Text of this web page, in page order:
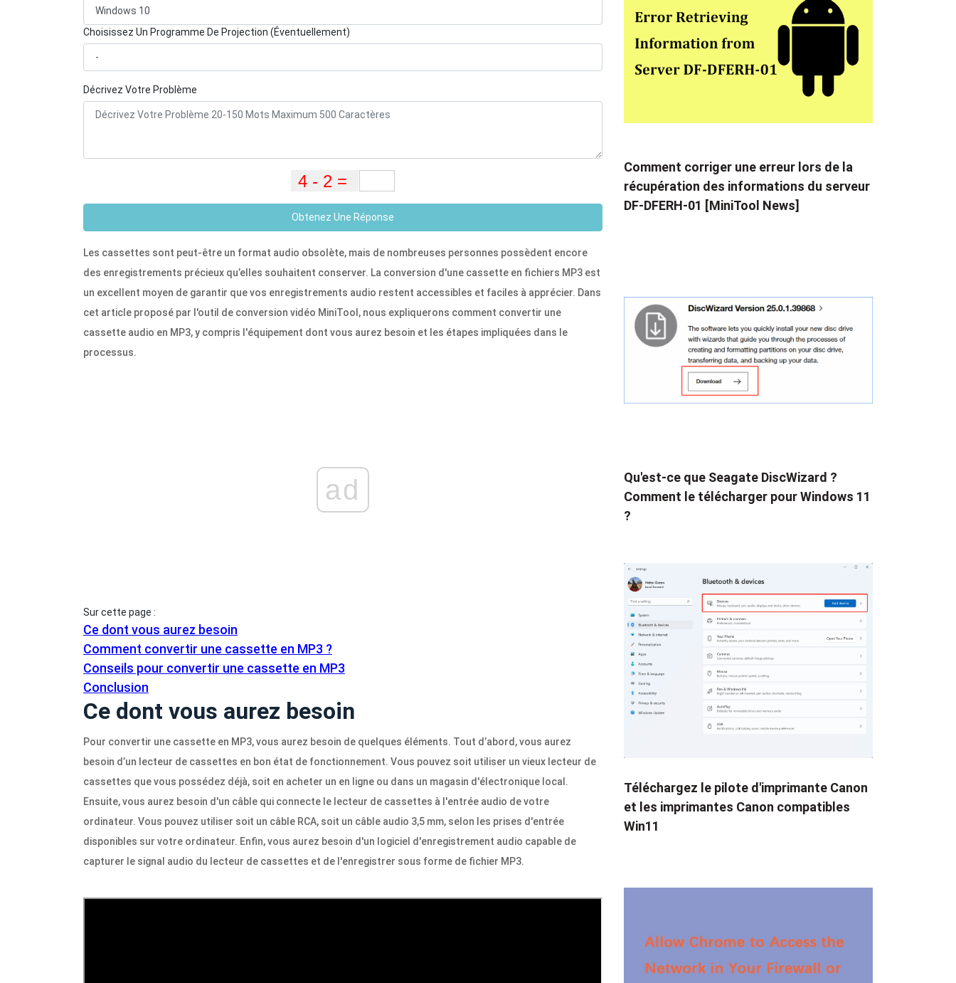
Choisissez Un Programme De Projection (Éventuellement)
Décrivez Votre Problème
Obtenez Une Réponse
Les cassettes sont peut-être un format audio obsolète, mais de nombreuses personnes possèdent encore
des enregistrements précieux qu’elles souhaitent conserver. La conversion d'une cassette en fichiers MP3 est
un excellent moyen de garantir que vos enregistrements audio restent accessibles et faciles à apprécier. Dans
cet article proposé par l'outil de conversion vidéo MiniTool, nous expliquerons comment convertir une
cassette audio en MP3, y compris l'équipement dont vous aurez besoin et les étapes impliquées dans le
processus.
ad
Sur cette page :
Ce dont vous aurez besoin
Comment convertir une cassette en MP3 ?
Conseils pour convertir une cassette en MP3
Conclusion
Ce dont vous aurez besoin
Pour convertir une cassette en MP3, vous aurez besoin de quelques éléments. Tout d’abord, vous aurez
besoin d’un lecteur de cassettes en bon état de fonctionnement. Vous pouvez soit utiliser un vieux lecteur de
cassettes que vous possédez déjà, soit en acheter un en ligne ou dans un magasin d'électronique local.
Ensuite, vous aurez besoin d'un câble qui connecte le lecteur de cassettes à l'entrée audio de votre
ordinateur. Vous pouvez utiliser soit un câble RCA, soit un câble audio 3,5 mm, selon les prises d'entrée
disponibles sur votre ordinateur. Enfin, vous aurez besoin d'un logiciel d'enregistrement audio capable de
capturer le signal audio du lecteur de cassettes et de l'enregistrer sous forme de fichier MP3.
Comment corriger une erreur lors de la
récupération des informations du serveur
DF-DFERH-01 [MiniTool News]
Qu'est-ce que Seagate DiscWizard ?
Comment le télécharger pour Windows 11
?
Téléchargez le pilote d'imprimante Canon
et les imprimantes Canon compatibles
Win11